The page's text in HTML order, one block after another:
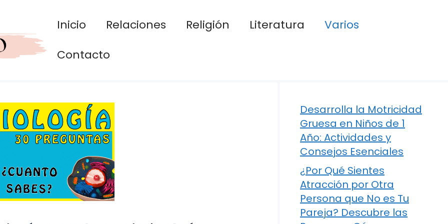
Inicio Relaciones Religión Literatura
Varios
Contacto
Desarrolla la Motricidad
Gruesa en Niños de 1
Año: Actividades y
Consejos Esenciales
¿Por Qué Sientes
Atracción por Otra
Persona que No es Tu
Pareja? Descubre las